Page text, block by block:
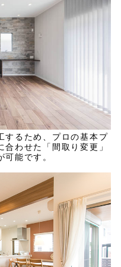
するため、プロの基本プ
わせた「間取り変更」
能です。